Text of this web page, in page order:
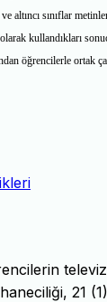
sınıflar
kullandıkları
öğrencilerle ortak
21